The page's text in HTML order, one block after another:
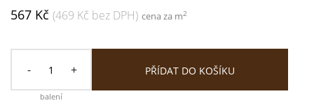
567 Kč (469 Kč bez DPH) cena za m2
- +
balení
PŘÍDAT DO KOŠÍKU